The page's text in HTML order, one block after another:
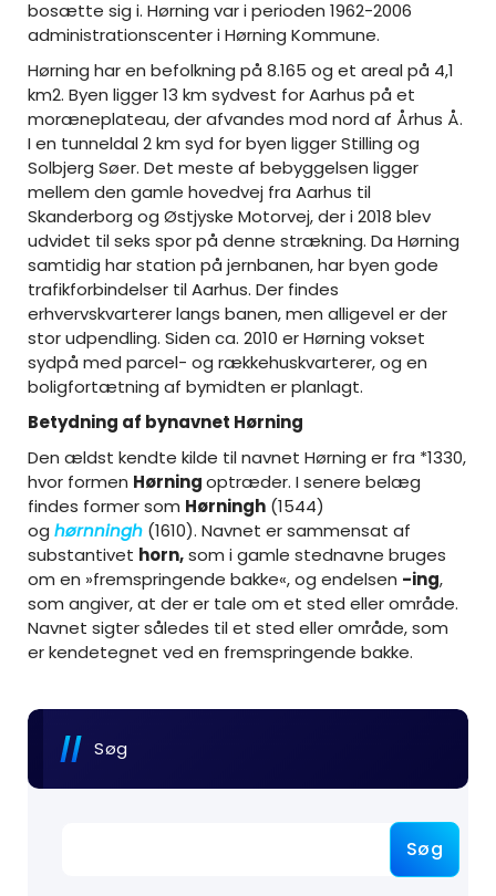
bosætte sig i. Hørning var i perioden 1962-2006
administrationscenter i Hørning Kommune.
Hørning har en befolkning på 8.165 og et areal på 4,1
km2. Byen ligger 13 km sydvest for Aarhus på et
moræneplateau, der afvandes mod nord af Århus Å.
I en tunneldal 2 km syd for byen ligger Stilling og
Solbjerg Søer. Det meste af bebyggelsen ligger
mellem den gamle hovedvej fra Aarhus til
Skanderborg og Østjyske Motorvej, der i 2018 blev
udvidet til seks spor på denne strækning. Da Hørning
samtidig har station på jernbanen, har byen gode
trafikforbindelser til Aarhus. Der findes
erhvervskvarterer langs banen, men alligevel er der
stor udpendling. Siden ca. 2010 er Hørning vokset
sydpå med parcel- og rækkehuskvarterer, og en
boligfortætning af bymidten er planlagt.
Betydning af bynavnet Hørning
Den ældst kendte kilde til navnet Hørning er fra *1330,
hvor formen Hørningoptræder. I senere belæg
findes former som Hørningh (1544)
og hørnningh (1610). Navnet er sammensat af
substantivet horn,som i gamle stednavne bruges
om en »fremspringende bakke«, og endelsen -ing,
som angiver, at der er tale om et sted eller område.
Navnet sigter således til et sted eller område, som
er kendetegnet ved en fremspringende bakke.
Søg
Søg